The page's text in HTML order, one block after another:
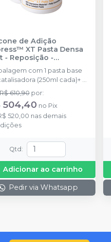
de Adição
XT Pasta Densa
- Reposição -
com 1 pasta base
(250ml cada)+ 2
610,90 por:
504,40 no Pix
520,00 nas demais
Qtd :
Adicionar ao carrinho
Pedir via Whatsapp